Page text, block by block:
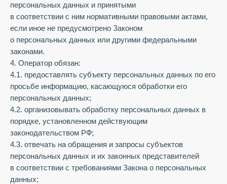
персональных данных и принятыми
в соответствии с ним нормативными правовыми актами,
если иное не предусмотрено Законом
о персональных данных или другими федеральными
законами.
4. Оператор обязан:
4.1. предоставлять субъекту персональных данных по его
просьбе информацию, касающуюся обработки его
персональных данных;
4.2. организовывать обработку персональных данных в
порядке, установленном действующим
законодательством РФ;
4.3. отвечать на обращения и запросы субъектов
персональных данных и их законных представителей
в соответствии с требованиями Закона о персональных
данных;